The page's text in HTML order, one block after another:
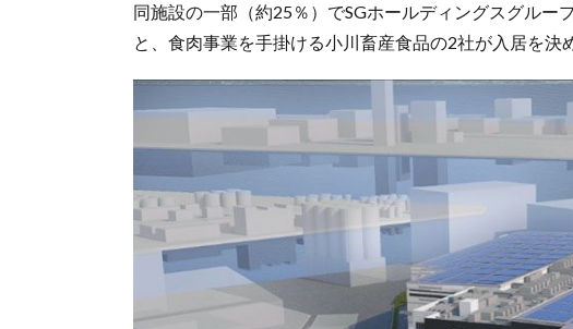
同施設の一部（約25％）でSGホールディングスグルー
と、食肉事業を手掛ける小川畜産食品の2社が入居を決